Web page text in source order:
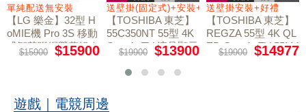
禮
單純配送無安裝
【LG 樂金】32型 H
oMIE機 Pro 3S 移動
式智慧聯網螢幕組｜
單純配送
$15900 $15900
送壁掛(固定式)+安裝+好禮贈
【TOSHIBA 東芝】
55C350NT 55型 4K
Google TV 液晶顯示
器｜含壁掛(固定式)
+安裝
$19900 $13900
送壁掛安裝+好禮
【TOSHIBA 東芝】
REGZA 55型 4K QL
ED Google TV 55M4
50NT液晶顯示器｜
$19900 $14977
遊戲｜電競周邊